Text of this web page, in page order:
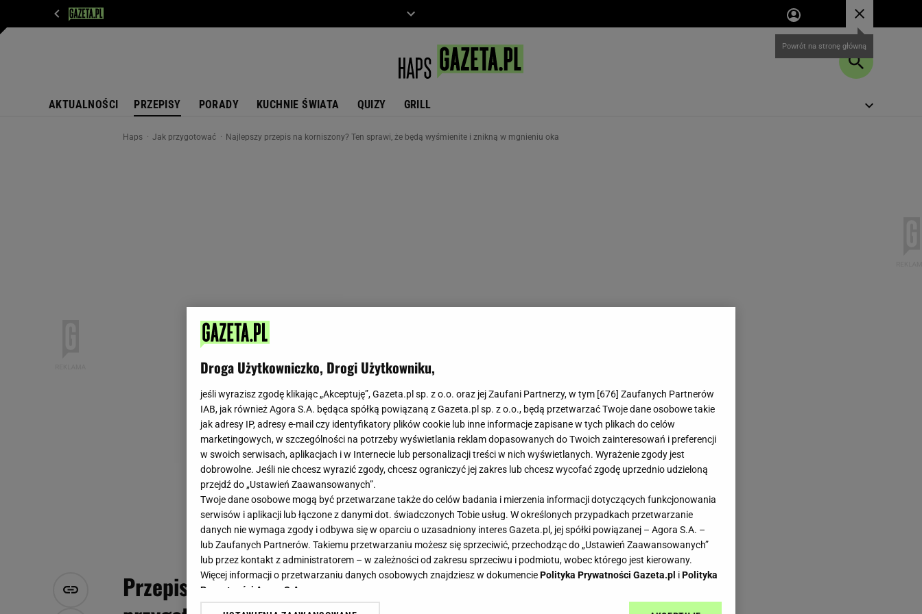
AKTUALNOŚCI PRZEPISY PORADY KUCHNIE ŚWIATA QUIZY GRILL
Haps Jak przygotować Najlepszy przepis na korniszony? Ten sprawi, że będą wyśmienite i znikną w mgnieniu oka
Przepis na korniszony jest dziecinnie prosty w
Droga Użytkowniczko, Drogi Użytkowniku,
jeśli wyrazisz zgodę klikając „Akceptuję”, Gazeta.pl sp. z o.o. oraz jej Zaufani Partnerzy, w tym [676] Zaufanych Partnerów
IAB, jak również Agora S.A. będąca spółką powiązaną z Gazeta.pl sp. z o.o., będą przetwarzać Twoje dane osobowe takie
jak adresy IP, adresy e-mail czy identyfikatory plików cookie lub inne informacje zapisane w tych plikach do celów
marketingowych, w szczególności na potrzeby wyświetlania reklam dopasowanych do Twoich zainteresowań i preferencji
w swoich serwisach, aplikacjach i w Internecie lub personalizacji treści w nich wyświetlanych. Wyrażenie zgody jest
dobrowolne. Jeśli nie chcesz wyrazić zgody, chcesz ograniczyć jej zakres lub chcesz wycofać zgodę uprzednio udzieloną
przejdź do „Ustawień Zaawansowanych”.
Twoje dane osobowe mogą być przetwarzane także do celów badania i mierzenia informacji dotyczących funkcjonowania
serwisów i aplikacji lub łączone z danymi dot. świadczonych Tobie usług. W określonych przypadkach przetwarzanie
danych nie wymaga zgody i odbywa się w oparciu o uzasadniony interes Gazeta.pl, jej spółki powiązanej – Agora S.A. –
lub Zaufanych Partnerów. Takiemu przetwarzaniu możesz się sprzeciwić, przechodząc do „Ustawień Zaawansowanych”
lub przez kontakt z administratorem – w zależności od zakresu sprzeciwu i podmiotu, wobec którego jest kierowany.
Więcej informacji o przetwarzaniu danych osobowych znajdziesz w dokumenciePolityka Prywatności Gazeta.pl iPolityka
Prywatności Agora S.A.